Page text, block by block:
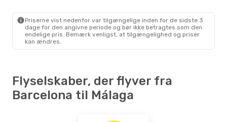
Priserne vist nedenfor var tilgængelige inden for de sidste 3
dage for den angivne periode og bør ikke betragtes som den
endelige pris. Bemærk venligst, at tilgængelighed og priser
kan ændres.
Flyselskaber, der flyver fra
Barcelona til Málaga